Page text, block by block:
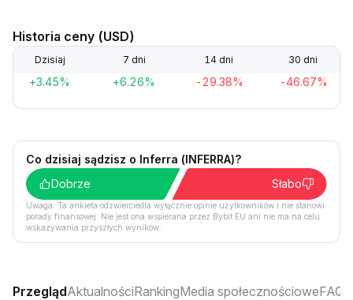
Historia ceny (USD)
Dzisiaj 7 dni 14 dni 30 dni
+3.45% +6.26% -29.38% -46.67%
Co dzisiaj sądzisz o Inferra (INFERRA)?
Dobrze
Słabo
Uwaga: Ta ankieta odzwierciedla wyłącznie opinie użytkowników i nie stanowi
porady finansowej. Nie jest ona wspierana przez Bybit EU ani nie ma na celu
wskazywania przyszłych wyników.
PrzeglądAktualnościRankingMedia społecznościoweFAQ